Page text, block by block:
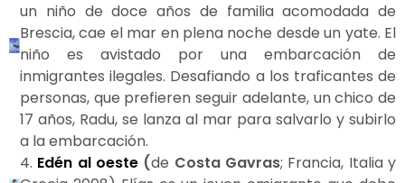
un niño de doce años de familia acomodada de
Brescia, cae el mar en plena noche desde un yate. El
niño es avistado por una embarcación de
inmigrantes ilegales. Desafiando a los traficantes de
personas, que prefieren seguir adelante, un chico de
17 años, Radu, se lanza al mar para salvarlo y subirlo
a la embarcación.
4. Edén al oeste (de Costa Gavras; Francia, Italia y